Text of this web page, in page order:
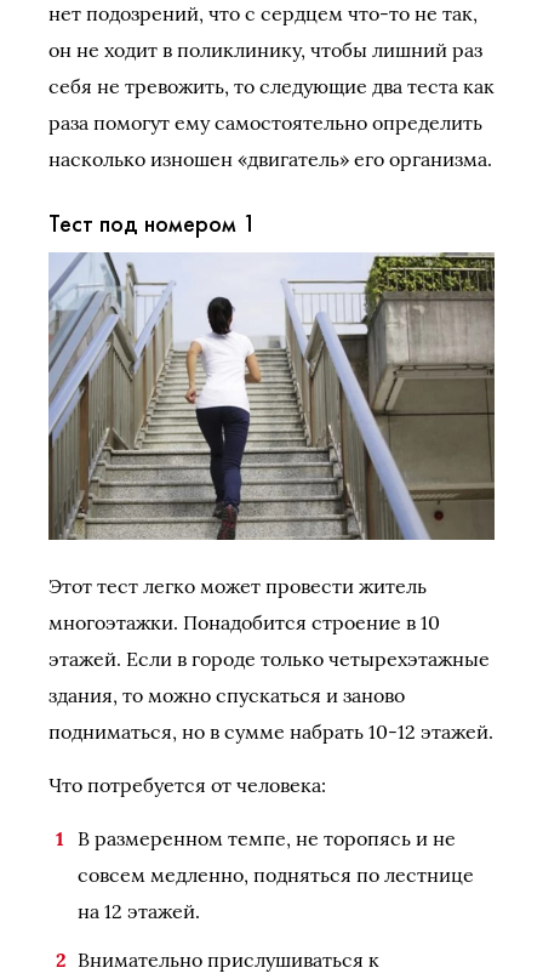
нет подозрений, что с сердцем что-то не так,
он не ходит в поликлинику, чтобы лишний раз
себя не тревожить, то следующие два теста как
раза помогут ему самостоятельно определить
насколько изношен «двигатель» его организма.
Тест под номером 1
Этот тест легко может провести житель
многоэтажки. Понадобится строение в 10
этажей. Если в городе только четырехэтажные
здания, то можно спускаться и заново
подниматься, но в сумме набрать 10-12 этажей.
Что потребуется от человека:
В размеренном темпе, не торопясь и не
совсем медленно, подняться по лестнице
на 12 этажей.
Внимательно прислушиваться к